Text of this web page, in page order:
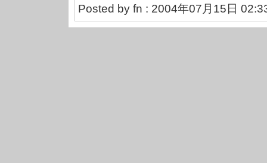
Posted by fn : 2004年07月15日